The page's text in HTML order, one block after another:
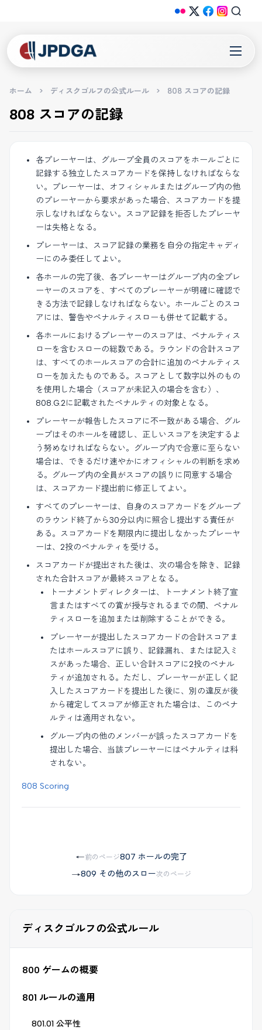
ホーム > ディスクゴルフの公式ルール > 808 スコアの記録
808 スコアの記録
各プレーヤーは、グループ全員のスコアをホールごとに
記録する独立したスコアカードを保持しなければならな
い。プレーヤーは、オフィシャルまたはグループ内の他
のプレーヤーから要求があった場合、スコアカードを提
示しなければならない。スコア記録を拒否したプレーヤ
ーは失格となる。
プレーヤーは、スコア記録の業務を自分の指定キャディ
ーにのみ委任してよい。
各ホールの完了後、各プレーヤーはグループ内の全プレ
ーヤーのスコアを、すべてのプレーヤーが明確に確認で
きる方法で記録しなければならない。ホールごとのスコ
アには、警告やペナルティスローも併せて記載する。
各ホールにおけるプレーヤーのスコアは、ペナルティス
ローを含むスローの総数である。ラウンドの合計スコア
は、すべてのホールスコアの合計に追加のペナルティス
ローを加えたものである。スコアとして数字以外のもの
を使用した場合（スコアが未記入の場合を含む）、
808.G.2に記載されたペナルティの対象となる。
プレーヤーが報告したスコアに不一致がある場合、グル
ープはそのホールを確認し、正しいスコアを決定するよ
う努めなければならない。グループ内で合意に至らない
場合は、できるだけ速やかにオフィシャルの判断を求め
る。グループ内の全員がスコアの誤りに同意する場合
は、スコアカード提出前に修正してよい。
すべてのプレーヤーは、自身のスコアカードをグループ
のラウンド終了から30分以内に照合し提出する責任が
ある。スコアカードを期限内に提出しなかったプレーヤ
ーは、2投のペナルティを受ける。
スコアカードが提出された後は、次の場合を除き、記録
された合計スコアが最終スコアとなる。
トーナメントディレクターは、トーナメント終了宣
言またはすべての賞が授与されるまでの間、ペナル
ティスローを追加または削除することができる。
プレーヤーが提出したスコアカードの合計スコアま
たはホールスコアに誤り、記録漏れ、または記入ミ
スがあった場合、正しい合計スコアに2投のペナル
ティが追加される。ただし、プレーヤーが正しく記
入したスコアカードを提出した後に、別の違反が後
から確定してスコアが修正された場合は、このペナ
ルティは適用されない。
グループ内の他のメンバーが誤ったスコアカードを
提出した場合、当該プレーヤーにはペナルティは科
されない。
808 Scoring
←前のページ807 ホールの完了
次のページ
809 その他のスロー
→
ディスクゴルフの公式ルール
800 ゲームの概要
801 ルールの適用
801.01 公平性